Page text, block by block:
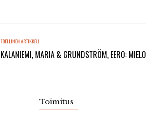
EDELLINEN ARTIKKELI
KALANIEMI, MARIA & GRUNDSTRÖM, EERO: MIELO
Toimitus